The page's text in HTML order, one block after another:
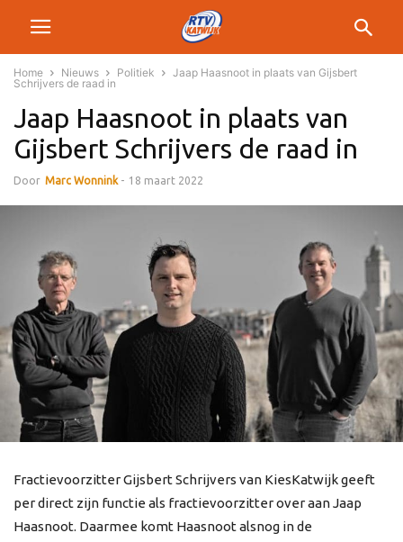
Home Nieuws Politiek
Jaap Haasnoot in plaats van Gijsbert
Schrijvers de raad in
Jaap Haasnoot in plaats van
Gijsbert Schrijvers de raad in
Door Marc Wonnink - 18 maart 2022
Fractievoorzitter Gijsbert Schrijvers van KiesKatwijk geeft
per direct zijn functie als fractievoorzitter over aan Jaap
Haasnoot. Daarmee komt Haasnoot alsnog in de